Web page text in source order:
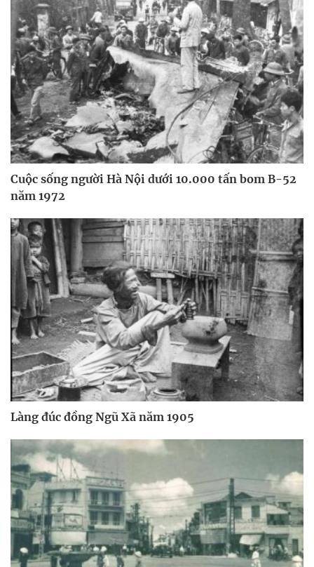
Cuộc sống người Hà Nội dưới 10.000 tấn bom B-52
năm 1972
Làng đúc đồng Ngũ Xã năm 1905